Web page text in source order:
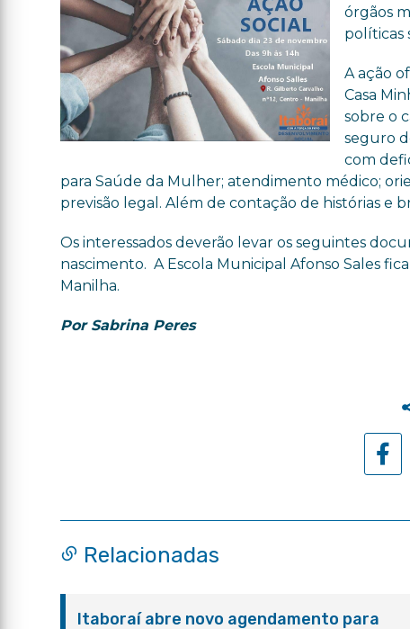
órgãos
políticas
A ação
Casa
sobre o
seguro
com
para Saúde da Mulher; atendimento médico;
previsão legal. Além de contação de histórias e
Os interessados deverão levar os seguintes
nascimento. A Escola Municipal Afonso Sales
Manilha.
Por Sabrina Peres
Relacionadas
Itaboraí abre novo agendamento para